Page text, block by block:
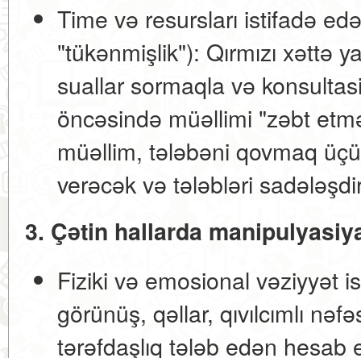
Time və resursları istifadə
"tükənmişlik"): Qırmızı xəttə
suallar sormaqla və
öncəsində müəllimi "zəbt
müəllim, tələbəni qovmaq
verəcək və tələbləri
3. Çətin hallarda
Fiziki və emosional vəziyyət
görünüş, qəllar, qıvılcımlı
tərəfdaşlıq tələb edən